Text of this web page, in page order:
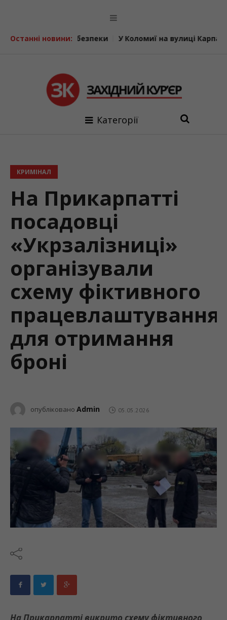
Останні новини:
безпеки У Коломиї на вулиці Карпатській
Категорії
КРИМІНАЛ
На Прикарпатті
посадовці
«Укрзалізниці»
організували
схему фіктивного
працевлаштування
для отримання
броні
опубліковано Admin 05.05.2026